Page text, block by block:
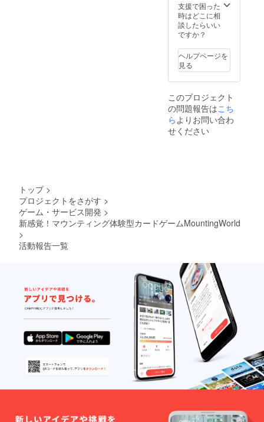
支援で困った
時はどこに相
談したらいい
ですか？
ヘルプページを
見る
このプロジェクト
の問題報告はこち
らよりお問い合わ
せください
トップ >
プロジェクトをさがす >
ゲーム・サービス開発 >
新感覚！マウンティング体験型カードゲームMountingWorld
>
活動報告一覧